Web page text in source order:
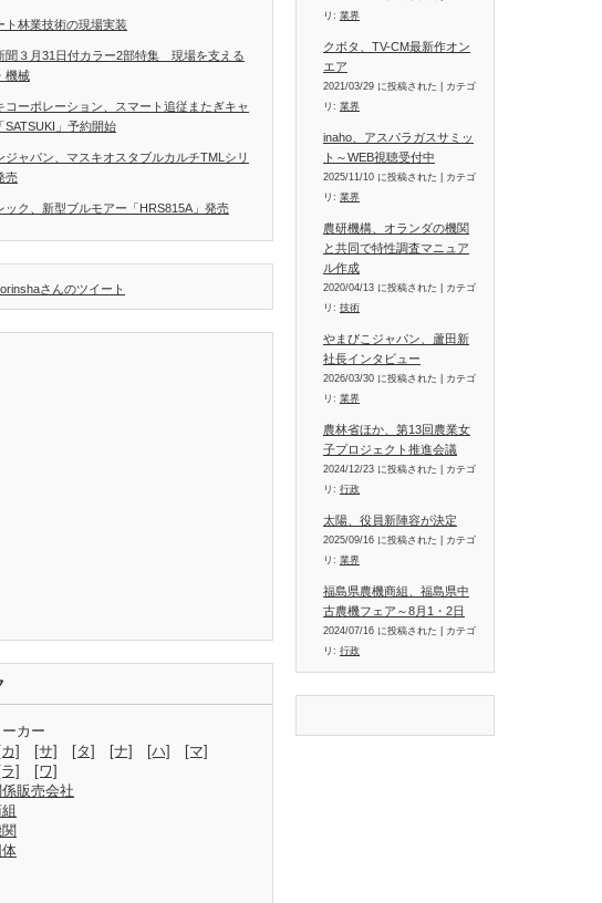
ト林業技術の現場実装
聞３月31日付カラー2部特集 現場を支える
機械
コーポレーション、スマート追従またぎキャ
SATSUKI」予約開始
ジャパン、マスキオスタブルカルチTMLシリ
売
ック、新型ブルモアー「HRS815A」発売
さんのツイート
カー
[カ] [サ] [タ] [ナ] [ハ]
[マ]
[ラ]
[ワ]
販売会社
リ: 業界
クボタ、TV-CM最新作オン
エア
2021/03/29 に投稿された
カテゴ
リ: 業界
inaho、アスパラガスサミッ
ト～WEB視聴受付中
2025/11/10 に投稿された
カテゴ
リ: 業界
農研機構、オランダの機関
と共同で特性調査マニュア
ル作成
2020/04/13 に投稿された
カテゴ
リ: 技術
やまびこジャパン、蘆田新
社長インタビュー
2026/03/30 に投稿された
カテゴ
リ: 業界
農林省ほか、第13回農業女
子プロジェクト推進会議
2024/12/23 に投稿された
カテゴ
リ: 行政
太陽、役員新陣容が決定
2025/09/16 に投稿された
カテゴ
リ: 業界
福島県農機商組、福島県中
古農機フェア～8月1・2日
2024/07/16 に投稿された
カテゴ
リ: 行政